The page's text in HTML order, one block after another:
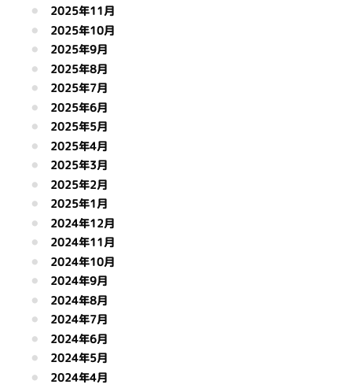
2025年11月
2025年10月
2025年9月
2025年8月
2025年7月
2025年6月
2025年5月
2025年4月
2025年3月
2025年2月
2025年1月
2024年12月
2024年11月
2024年10月
2024年9月
2024年8月
2024年7月
2024年6月
2024年5月
2024年4月